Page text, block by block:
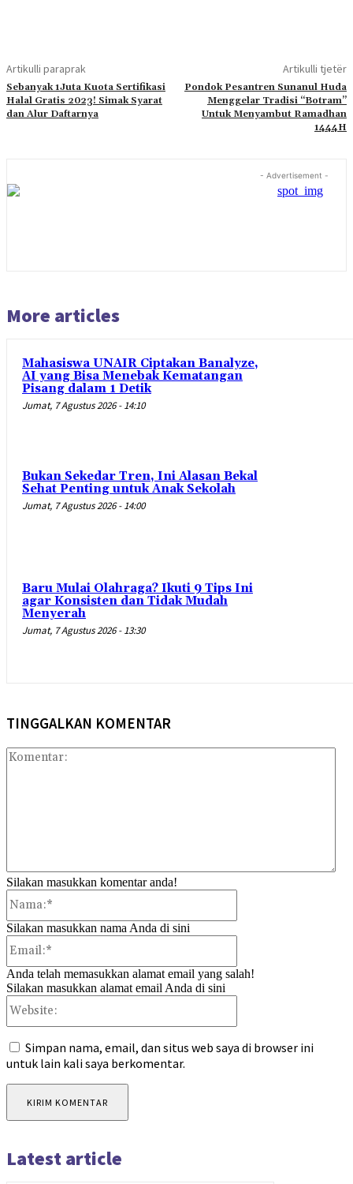
Artikulli paraprak
Sebanyak 1Juta Kuota Sertifikasi
Halal Gratis 2023! Simak Syarat
dan Alur Daftarnya
Artikulli tjetër
Pondok Pesantren Sunanul Huda
Menggelar Tradisi “Botram”
Untuk Menyambut Ramadhan
1444H
- Advertisement -
More articles
Mahasiswa UNAIR Ciptakan Banalyze,
AI yang Bisa Menebak Kematangan
Pisang dalam 1 Detik
Jumat, 7 Agustus 2026 - 14:10
Bukan Sekedar Tren, Ini Alasan Bekal
Sehat Penting untuk Anak Sekolah
Jumat, 7 Agustus 2026 - 14:00
Baru Mulai Olahraga? Ikuti 9 Tips Ini
agar Konsisten dan Tidak Mudah
Menyerah
Jumat, 7 Agustus 2026 - 13:30
TINGGALKAN KOMENTAR
Silakan masukkan komentar anda!
Silakan masukkan nama Anda di sini
Anda telah memasukkan alamat email yang salah!
Silakan masukkan alamat email Anda di sini
Simpan nama, email, dan situs web saya di browser ini
untuk lain kali saya berkomentar.
Latest article